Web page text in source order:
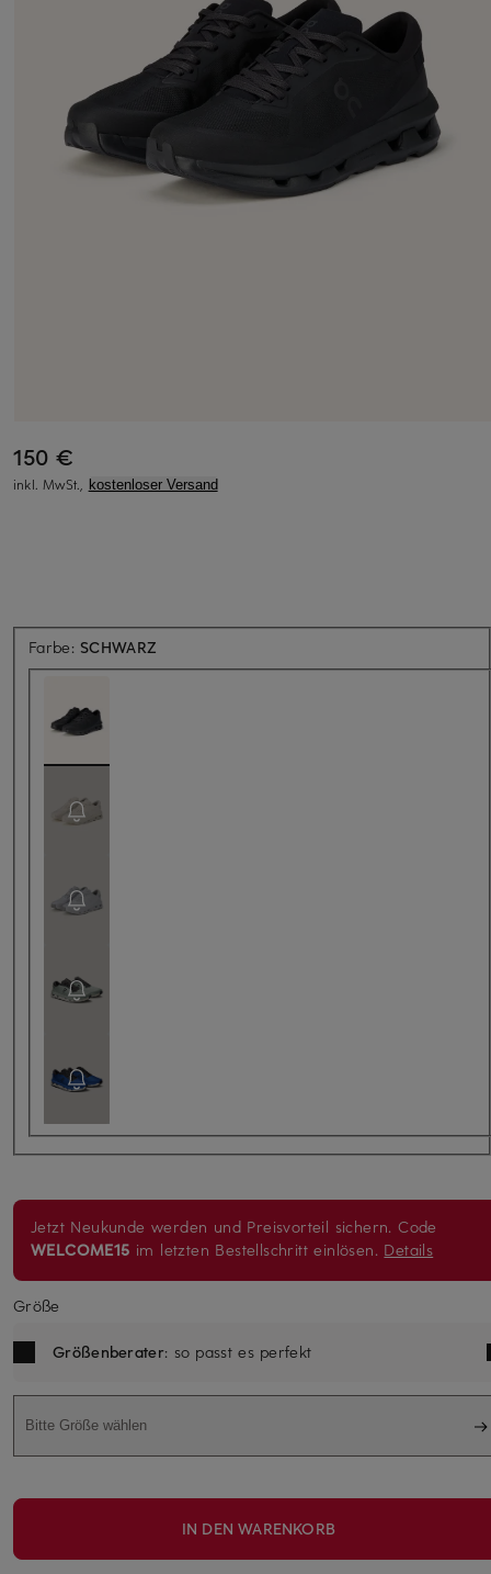
150 €
inkl. MwSt., kostenloser Versand
Farbe: SCHWARZ
Jetzt Neukunde werden und Preisvorteil sichern. Code
WELCOME15 im letzten Bestellschritt einlösen. Details
Größe
Größenberater: so passt es perfekt
Bitte Größe wählen
IN DEN WARENKORB